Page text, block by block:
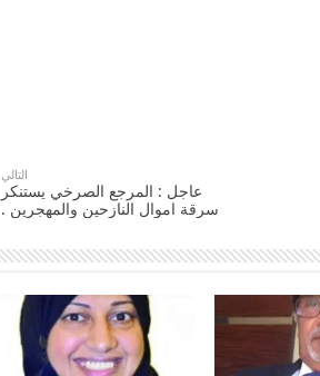
التالي
عاجل : المرجع الصرخي يستنكر
سرقة اموال النازحين والمهجرين .